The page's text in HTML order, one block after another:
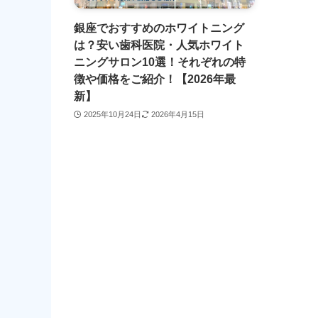
銀座でおすすめのホワイトニング
は？安い歯科医院・人気ホワイト
ニングサロン10選！それぞれの特
徴や価格をご紹介！【2026年最
新】
2025年10月24日 2026年4月15日